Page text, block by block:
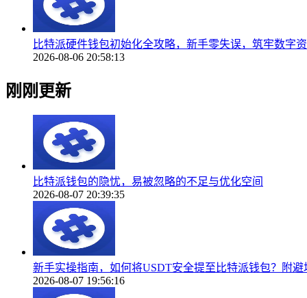
比特派硬件钱包初始化全攻略，新手零失误，筑牢数字
2026-08-06 20:58:13
刚刚更新
比特派钱包的隐忧，易被忽略的不足与优化空间
2026-08-07 20:39:35
新手实操指南，如何将USDT安全提至比特派钱包？附避
2026-08-07 19:56:16